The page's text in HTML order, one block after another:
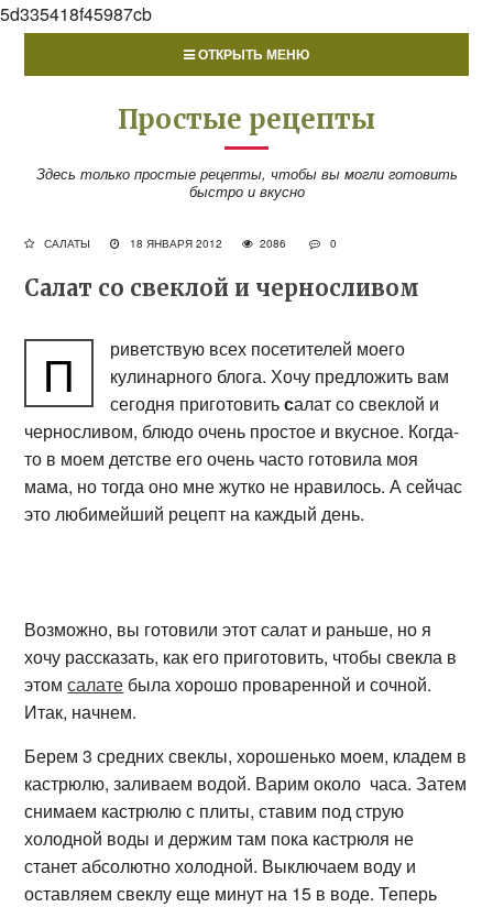
5d335418f45987cb
ОТКРЫТЬ МЕНЮ
Простые рецепты
Здесь только простые рецепты, чтобы вы могли готовить
быстро и вкусно
САЛАТЫ 18 ЯНВАРЯ 2012 2086 0
Салат со свеклой и черносливом
П
риветствую всех посетителей моего
кулинарного блога. Хочу предложить вам
сегодня приготовитьсалат со свеклой и
черносливом, блюдо очень простое и вкусное. Когда-
то в моем детстве его очень часто готовила моя
мама, но тогда оно мне жутко не нравилось. А сейчас
это любимейший рецепт на каждый день.
Возможно, вы готовили этот салат и раньше, но я
хочу рассказать, как его приготовить, чтобы свекла в
этомсалате была хорошо проваренной и сочной.
Итак, начнем.
Берем 3 средних свеклы, хорошенько моем, кладем в
кастрюлю, заливаем водой. Варим около часа. Затем
снимаем кастрюлю с плиты, ставим под струю
холодной воды и держим там пока кастрюля не
станет абсолютно холодной. Выключаем воду и
оставляем свеклу еще минут на 15 в воде. Теперь